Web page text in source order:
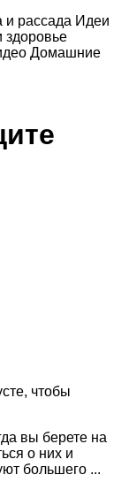
рассада Идеи
здоровье
Домашние
чтобы
вы берете на
о них и
большего ...